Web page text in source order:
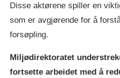
Disse aktørene spiller en
som er avgjørende for å
forsøpling.
Miljødirektoratet
fortsette arbeidet med å